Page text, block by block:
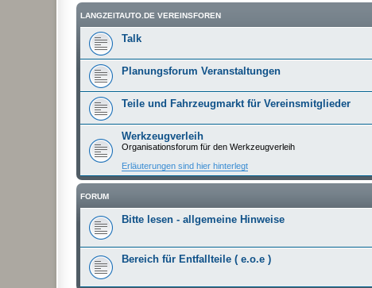
LANGZEITAUTO.DE VEREINSFOREN
Talk
Planungsforum Veranstaltungen
Teile und Fahrzeugmarkt für Vereinsmitglieder
Werkzeugverleih
Organisationsforum für den Werkzeugverleih
Erläuterungen sind hier hinterlegt
FORUM
Bitte lesen - allgemeine Hinweise
Bereich für Entfallteile ( e.o.e )